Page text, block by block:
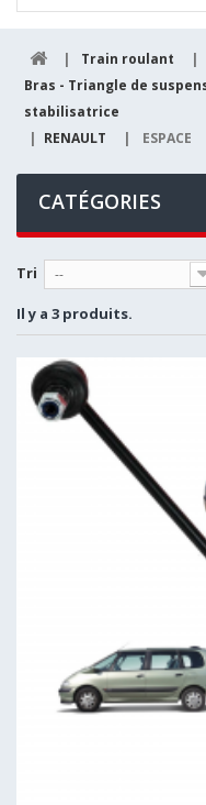
| Train roulant
|
Bras - Triangle de
stabilisatrice
| RENAULT | ESPACE
CATÉGORIES
Tri --
Il y a 3 produits.